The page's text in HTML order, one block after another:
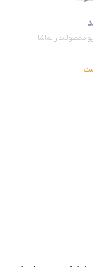
محصولات را تماشا